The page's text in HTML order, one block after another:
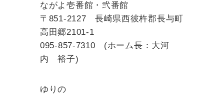
ながよ壱番館・弐番館
〒851-2127 長崎県西彼杵郡長与町
高田郷2101-1
095-857-7310 (ホーム長：大河
内 裕子)
ゆりの